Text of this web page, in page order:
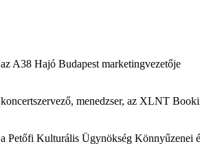
az A38 Hajó Budapest marketingvezetője
koncertszervező, menedzser, az XLNT
a Petőfi Kulturális Ügynökség Könnyűzenei